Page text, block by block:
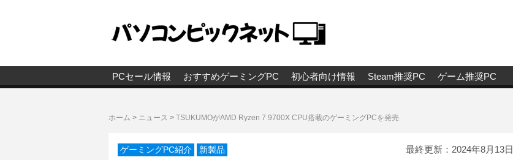
PCセール情報 おすすめゲーミングPC 初心者向け情報 Steam推奨PC ゲーム推奨PC
ホーム > ニュース > TSUKUMOがAMD Ryzen 7 9700X CPU搭載のゲーミングPCを発売
ゲーミングPC紹介 新製品 最終更新： 2024年8月13日